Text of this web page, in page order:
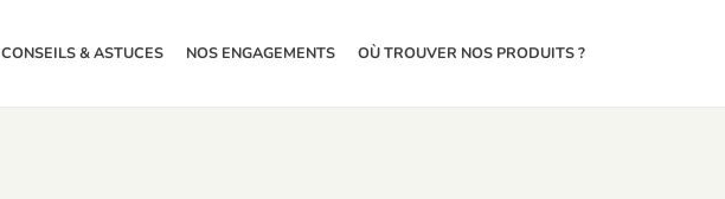
CONSEILS & ASTUCES NOS ENGAGEMENTS OÙ TROUVER NOS PRODUITS ?